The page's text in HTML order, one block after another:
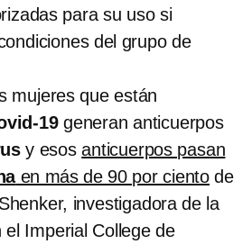
para su uso si
del grupo de
mujeres que están
19generan anticuerpos
y esosanticuerpos pasan
en más de 90 por ciento de
investigadora de la
el Imperial College de